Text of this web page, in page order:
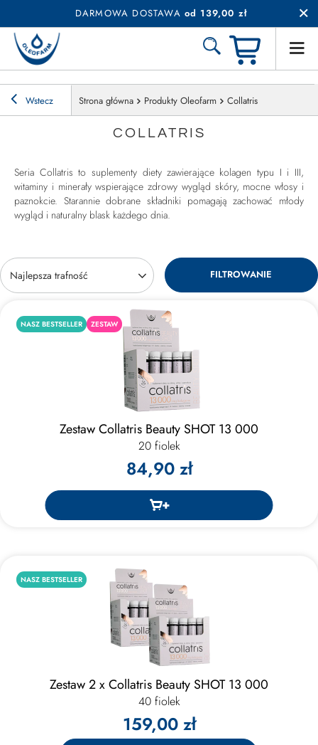
DARMOWA DOSTAWA od 139,00 zł
Wstecz Strona główna Produkty Oleofarm Collatris
COLLATRIS
Seria Collatris to suplementy diety zawierające kolagen typu I i III,
witaminy i minerały wspierające zdrowy wygląd skóry, mocne włosy i
paznokcie. Starannie dobrane składniki pomagają zachować młody
wygląd i naturalny blask każdego dnia.
Zmień sortowanie
Najlepsza trafność FILTROWANIE
NASZ BESTSELLER ZESTAW
Zestaw Collatris Beauty SHOT 13 000
20 fiolek
84,90 zł
NASZ BESTSELLER
Zestaw 2 x Collatris Beauty SHOT 13 000
40 fiolek
159,00 zł